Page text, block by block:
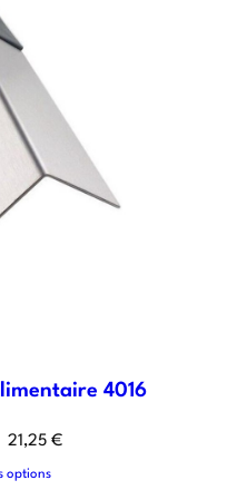
4016
21,25 €
options